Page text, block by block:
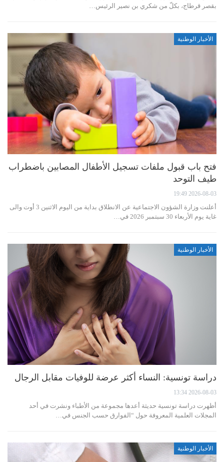
بقصر قرطاج، بكلّ من شكري بن نصير الرئيس…
الأخبار الوطنية
فتح باب قبول ملفات تسجيل الأطفال المصابين باضطراب
طيف التوحد
2026-08-03 19:49
أعلنت وزارة الشؤون الاجتماعية عن الانطلاق بداية من اليوم الاثنين 3 أوت والى
غاية يوم الأربعاء 30 سبتمبر 2026 في…
الأخبار الوطنية
دراسة تونسية: النساء أكثر عرضة للوفيات مقابل الرجال
2026-08-03 13:34
أظهرت دراسة تونسية حديثة أعدها مجموعة من الأطباء ونشرت في أحد
المجلات العلمية المعروفة حول “الفوارق حسب الجنس في…
الأخبار الوطنية